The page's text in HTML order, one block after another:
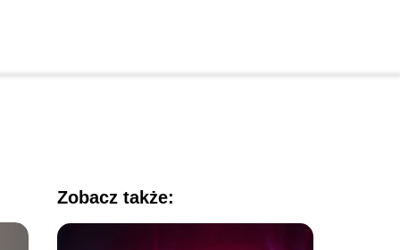
Zobacz także: